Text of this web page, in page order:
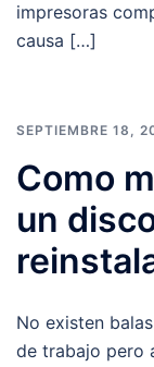
impresoras
causa […]
SEPTIEMBRE 18,
Como
un
No existen
de trabajo pero